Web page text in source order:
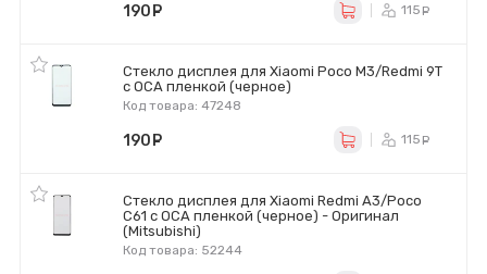
190 115
Стекло дисплея для Xiaomi Poco M3/Redmi 9T
с OCA пленкой (черное)
Код товара: 47248
190 115
Стекло дисплея для Xiaomi Redmi A3/Poco
C61 с OCA пленкой (черное) - Оригинал
(Mitsubishi)
Код товара: 52244